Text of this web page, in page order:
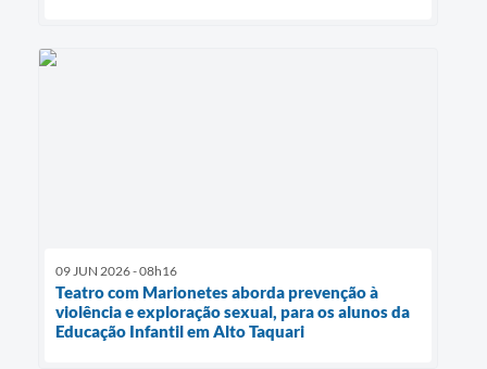
09 JUN 2026 - 08h16
Teatro com Marionetes aborda prevenção à
violência e exploração sexual, para os alunos da
Educação Infantil em Alto Taquari